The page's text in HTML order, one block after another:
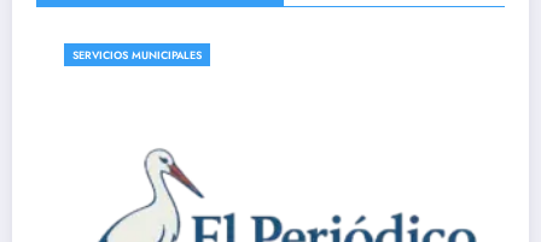
SERVICIOS MUNICIPALES